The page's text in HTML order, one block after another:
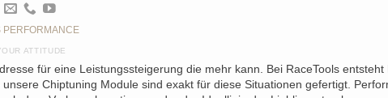
PERFORMANCE
ATTITUDE
für eine Leistungssteigerung die mehr kann. Bei RaceTools entsteht
Chiptuning Module sind exakt für diese Situationen gefertigt.